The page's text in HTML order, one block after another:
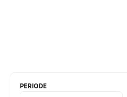
PERIODE